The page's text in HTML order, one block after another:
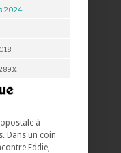
2024
à
Dans un coin
Eddie,